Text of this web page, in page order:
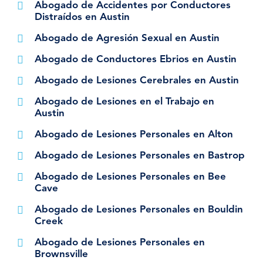
Abogado de Accidentes por Conductores
Distraídos en Austin
Abogado de Agresión Sexual en Austin
Abogado de Conductores Ebrios en Austin
Abogado de Lesiones Cerebrales en Austin
Abogado de Lesiones en el Trabajo en
Austin
Abogado de Lesiones Personales en Alton
Abogado de Lesiones Personales en Bastrop
Abogado de Lesiones Personales en Bee
Cave
Abogado de Lesiones Personales en Bouldin
Creek
Abogado de Lesiones Personales en
Brownsville